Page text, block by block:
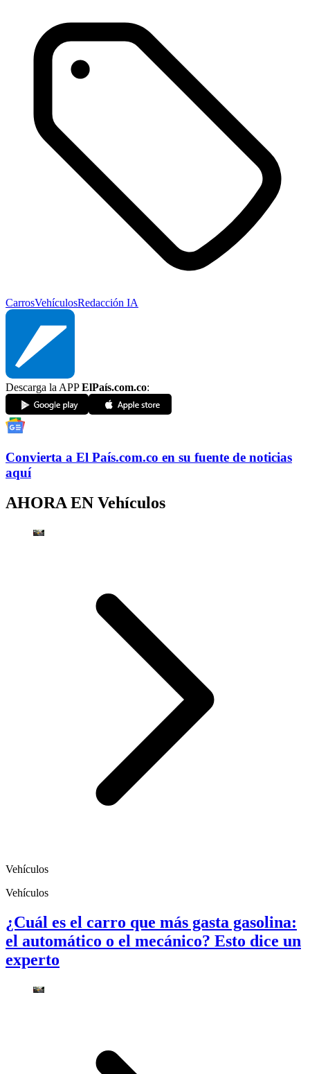
CarrosVehículosRedacción IA
Descarga la APPElPaís.com.co:
Convierta a El País.com.co en su fuente de noticias
aquí
AHORA EN Vehículos
Vehículos
Vehículos
¿Cuál es el carro que más gasta gasolina:
el automático o el mecánico? Esto dice un
experto